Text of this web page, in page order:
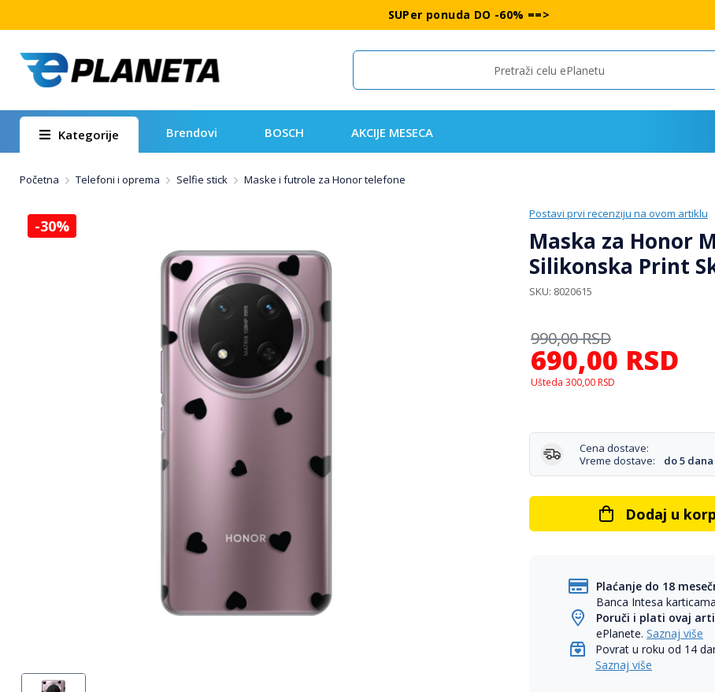
SUPer ponuda DO -60% ==>
Search
Kategorije Brendovi BOSCH AKCIJE MESECA
Početna Telefoni i oprema Selfie stick Maske i futrole za Honor telefone
Postavi prvi recenziju na ovom artiklu
Maska za Honor
Silikonska Print
SKU 8020615
690,00 RSD
990,00RSD
Ušteda 300,00 RSD
Cena dostave:
Vreme dostave:
do 5 dana
Dodaj u
Plaćanje do 18
Banca Intesa
Poruči i plati ovaj
ePlanete.Saznaj više
Povrat u roku od 14
Saznaj više
-30%